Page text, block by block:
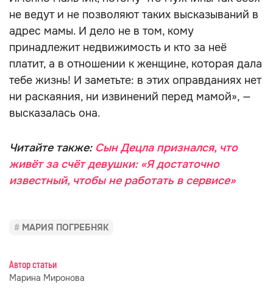
не ведут и не позволяют таких высказываний в
адрес мамы. И дело не в том, кому
принадлежит недвижимость и кто за неё
платит, а в отношении к женщине, которая дала
тебе жизнь! И заметьте: в этих оправданиях нет
ни раскаяния, ни извинений перед мамой», —
высказалась она.
Читайте также: Сын Децла признался, что
живёт за счёт девушки: «Я достаточно
известный, чтобы не работать в сервисе»
МАРИЯ ПОГРЕБНЯК
Автор статьи
Марина Миронова